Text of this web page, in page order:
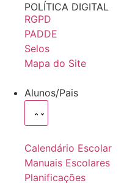
POLÍTICA DIGITAL
RGPD
PADDE
Selos
Mapa do Site
Alunos/Pais
Calendário Escolar
Manuais Escolares
Planificações